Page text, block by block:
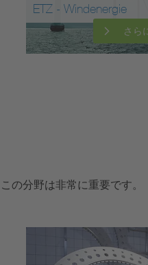
ETZ - Windenergie
さら
の分野は非常に重要です。